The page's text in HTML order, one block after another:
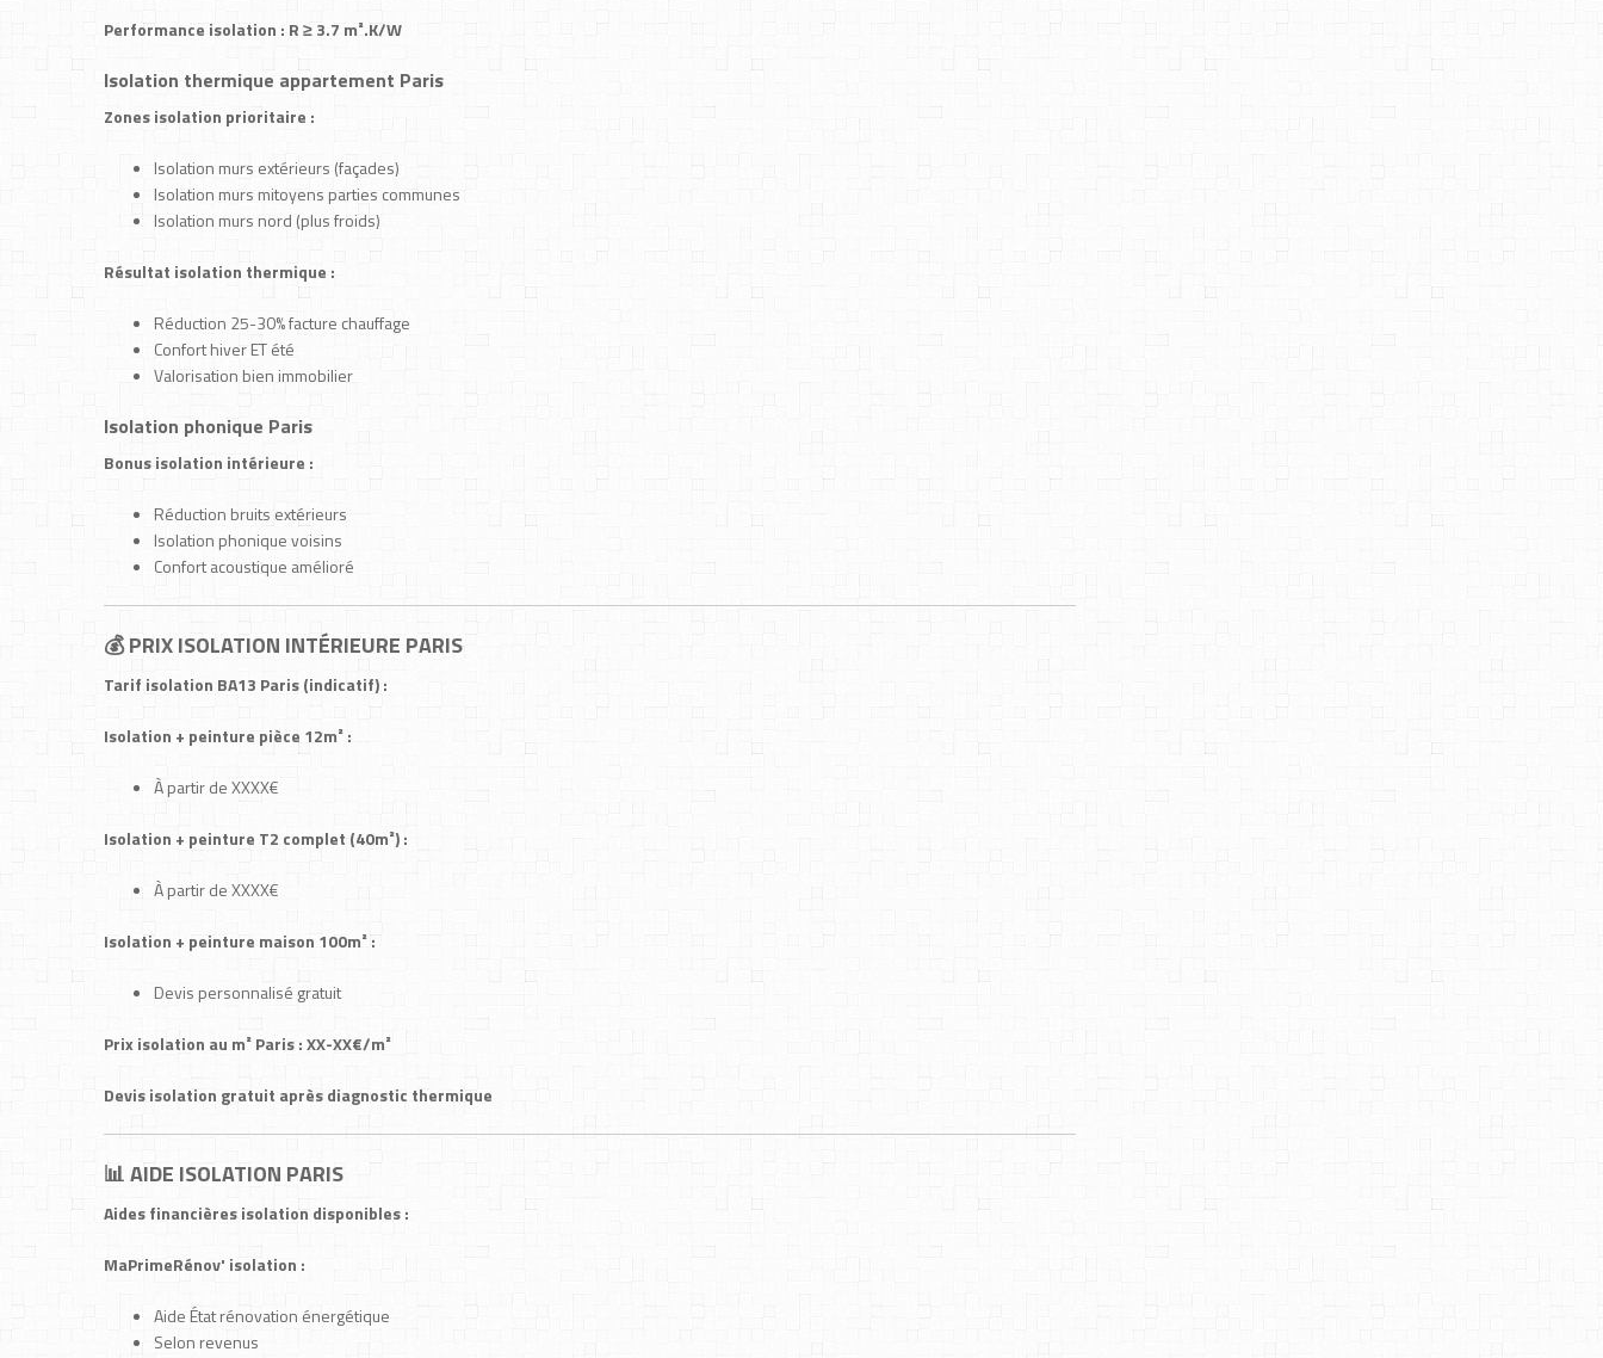
Performance isolation : R ≥ 3.7 m².K/W
Isolation thermique appartement Paris
Zones isolation prioritaire :
Isolation murs extérieurs (façades)
Isolation murs mitoyens parties communes
Isolation murs nord (plus froids)
Résultat isolation thermique :
Réduction 25-30% facture chauffage
Confort hiver ET été
Valorisation bien immobilier
Isolation phonique Paris
Bonus isolation intérieure :
Réduction bruits extérieurs
Isolation phonique voisins
Confort acoustique amélioré
💰 PRIX ISOLATION INTÉRIEURE PARIS
Tarif isolation BA13 Paris (indicatif) :
Isolation + peinture pièce 12m² :
À partir de XXXX€
Isolation + peinture T2 complet (40m²) :
À partir de XXXX€
Isolation + peinture maison 100m² :
Devis personnalisé gratuit
Prix isolation au m² Paris : XX-XX€/m²
Devis isolation gratuit après diagnostic thermique
📊 AIDE ISOLATION PARIS
Aides financières isolation disponibles :
MaPrimeRénov' isolation :
Aide État rénovation énergétique
Selon revenus